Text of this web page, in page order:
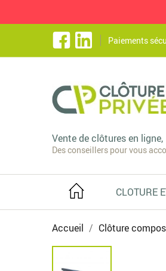
Paiements
Vente de clôtures en ligne,
Des conseillers pour vous
CLOTURE
Accueil Clôture